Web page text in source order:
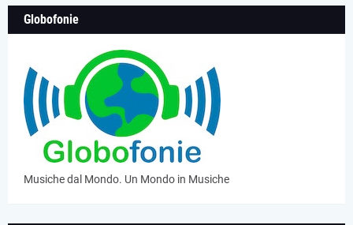
Globofonie
Musiche dal Mondo. Un Mondo in Musiche